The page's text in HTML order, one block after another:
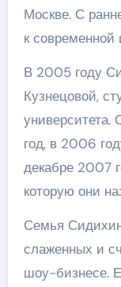
Москве. С
к современной
В 2005 году
Кузнецовой,
университета.
год, в 2006
декабре 2007
которую они
Семья
слаженных и
шоу-бизнесе.